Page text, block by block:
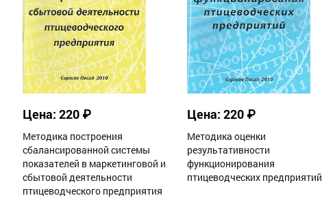
Отдел микроклимата и производственных
процессов
Цена: 220 ₽
Методика построения
сбалансированной системы
показателей в маркетинговой и
сбытовой деятельности
птицеводческого предприятия
Цена: 220 ₽
Методика оценки
результативности
функционирования
птицеводческих предприятий